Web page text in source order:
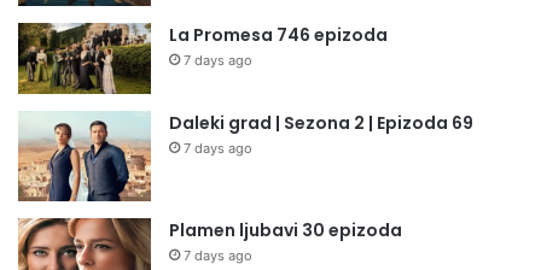
La Promesa 746 epizoda
7 days ago
Daleki grad | Sezona 2 | Epizoda 69
7 days ago
Plamen ljubavi 30 epizoda
7 days ago